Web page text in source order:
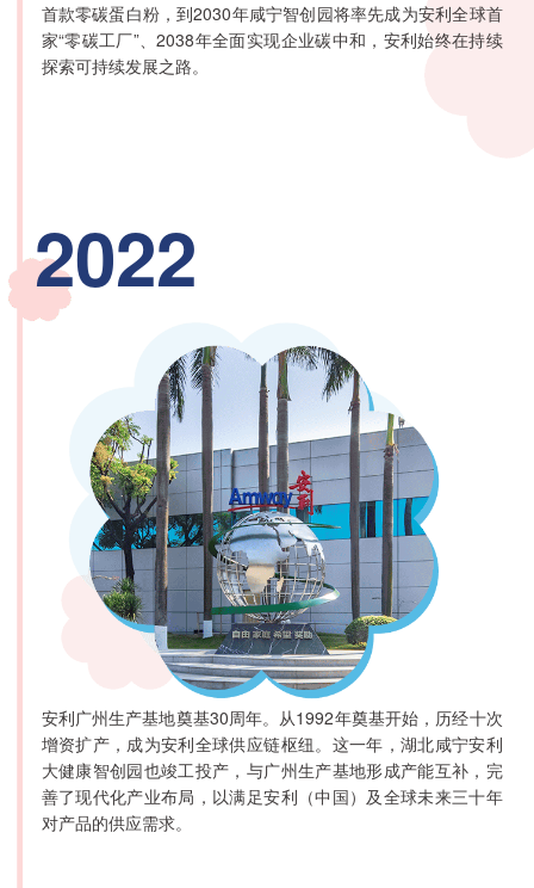
首款零碳蛋白粉，到2030年咸宁智创园将率先成为安利全球首
家“零碳工厂”、2038年全面实现企业碳中和，安利始终在持续
探索可持续发展之路。
2022
安利广州生产基地奠基30周年。从1992年奠基开始，历经十次
增资扩产，成为安利全球供应链枢纽。这一年，湖北咸宁安利
大健康智创园也竣工投产，与广州生产基地形成产能互补，完
善了现代化产业布局，以满足安利（中国）及全球未来三十年
对产品的供应需求。